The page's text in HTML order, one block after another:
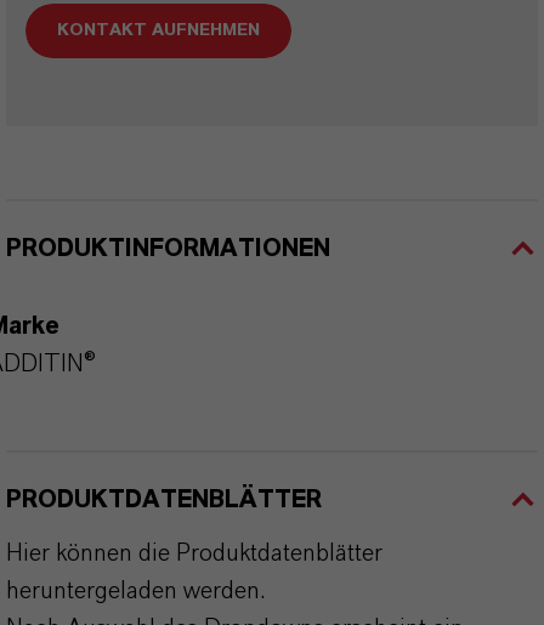
KONTAKT AUFNEHMEN
PRODUKTINFORMATIONEN
PRODUKTDATENBLÄTTER
Hier können die Produktdatenblätter
heruntergeladen werden.